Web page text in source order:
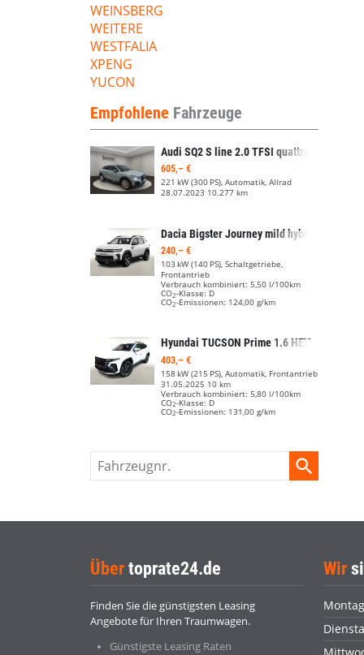
WEINSBERG
WEITERE
WESTFALIA
XPENG
YUCON
Empfohlene Fahrzeuge
Audi SQ2 S line 2.0 TFSI quattro (EURO 6d)
605,– €
221 kW (300 PS), Automatik, Allrad
28.07.2023 10.277 km
Dacia Bigster Journey mild hybrid 140
240,– €
103 kW (140 PS), Schaltgetriebe,
Frontantrieb
Verbrauch kombiniert: 5,50 l/100km
CO2-Klasse: D
CO2-Emissionen: 124,00 g/km
Hyundai TUCSON Prime 1.6 HEV 215 DCT Matrix AssisP 19Z
403,– €
158 kW (215 PS), Automatik, Frontantrieb
31.05.2025 10 km
Verbrauch kombiniert: 5,80 l/100km
CO2-Klasse: D
CO2-Emissionen: 131,00 g/km
Fahrzeugnr.
Über toprate24.de
Finden Sie die günstigsten Leasing
Angebote für Ihren Traumwagen.
Günstigste Leasing Raten
Wir
Montag